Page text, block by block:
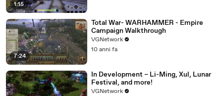
1:15
7:24
Total War- WARHAMMER - Empire
Campaign Walkthrough
VGNetwork
10 anni fa
In Development – Li-Ming, Xul, Lunar
Festival, and more!
VGNetwork